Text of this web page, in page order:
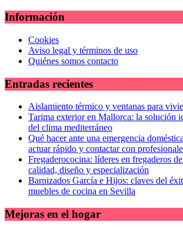
Información
Cookies
Aviso legal y términos de uso
Quiénes somos contacto
Entradas recientes
Aislamiento térmico y ventanas para
Tarima exterior en Mallorca: la solución
del clima mediterráneo
Qué hacer ante una emergencia
actuar rápido y contactar con
Fregaderococina: líderes en fregaderos
calidad, diseño y especialización
Barnizados García e Hijos: claves del
muebles de cocina en Sevilla
Mejoras en el hogar